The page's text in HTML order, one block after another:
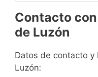
Contacto
de Luzón
Datos de contacto y
Luzón: